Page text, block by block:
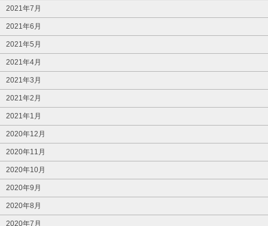
2021年7月
2021年6月
2021年5月
2021年4月
2021年3月
2021年2月
2021年1月
2020年12月
2020年11月
2020年10月
2020年9月
2020年8月
2020年7月